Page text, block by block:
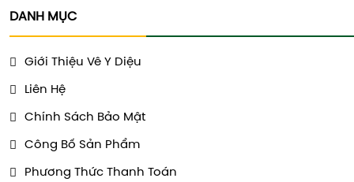
DANH MỤC
Giới Thiệu Vê Y Diệu
Liên Hệ
Chính Sách Bảo Mật
Công Bố Sản Phẩm
Phương Thức Thanh Toán